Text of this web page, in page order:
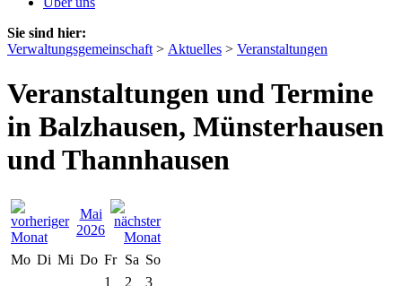
Sie sind hier:
Verwaltungsgemeinschaft > Aktuelles > Veranstaltungen
Veranstaltungen und Termine
in Balzhausen, Münsterhausen
und Thannhausen
Mai
2026
Mo Di Mi Do Fr Sa So
1
2
3